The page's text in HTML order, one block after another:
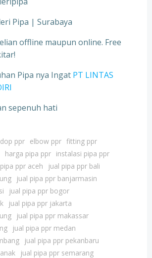
Pipa | Surabaya
offline maupun online. Free
Pipa nya Ingat PT LINTAS
sepenuh hati
dop ppr elbow ppr fitting ppr
harga pipa ppr instalasi pipa ppr
ppr aceh
jual pipa ppr bali
jual pipa ppr banjarmasin
jual pipa ppr bogor
jual pipa ppr jakarta
jual pipa ppr makassar
jual pipa ppr medan
jual pipa ppr pekanbaru
jual pipa ppr semarang